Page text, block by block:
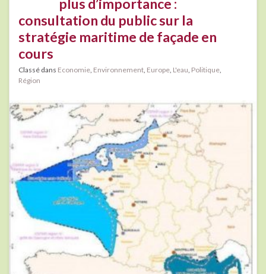
plus d’importance :
consultation du public sur la
stratégie maritime de façade en
cours
Classé dans Economie, Environnement, Europe, L'eau, Politique,
Région